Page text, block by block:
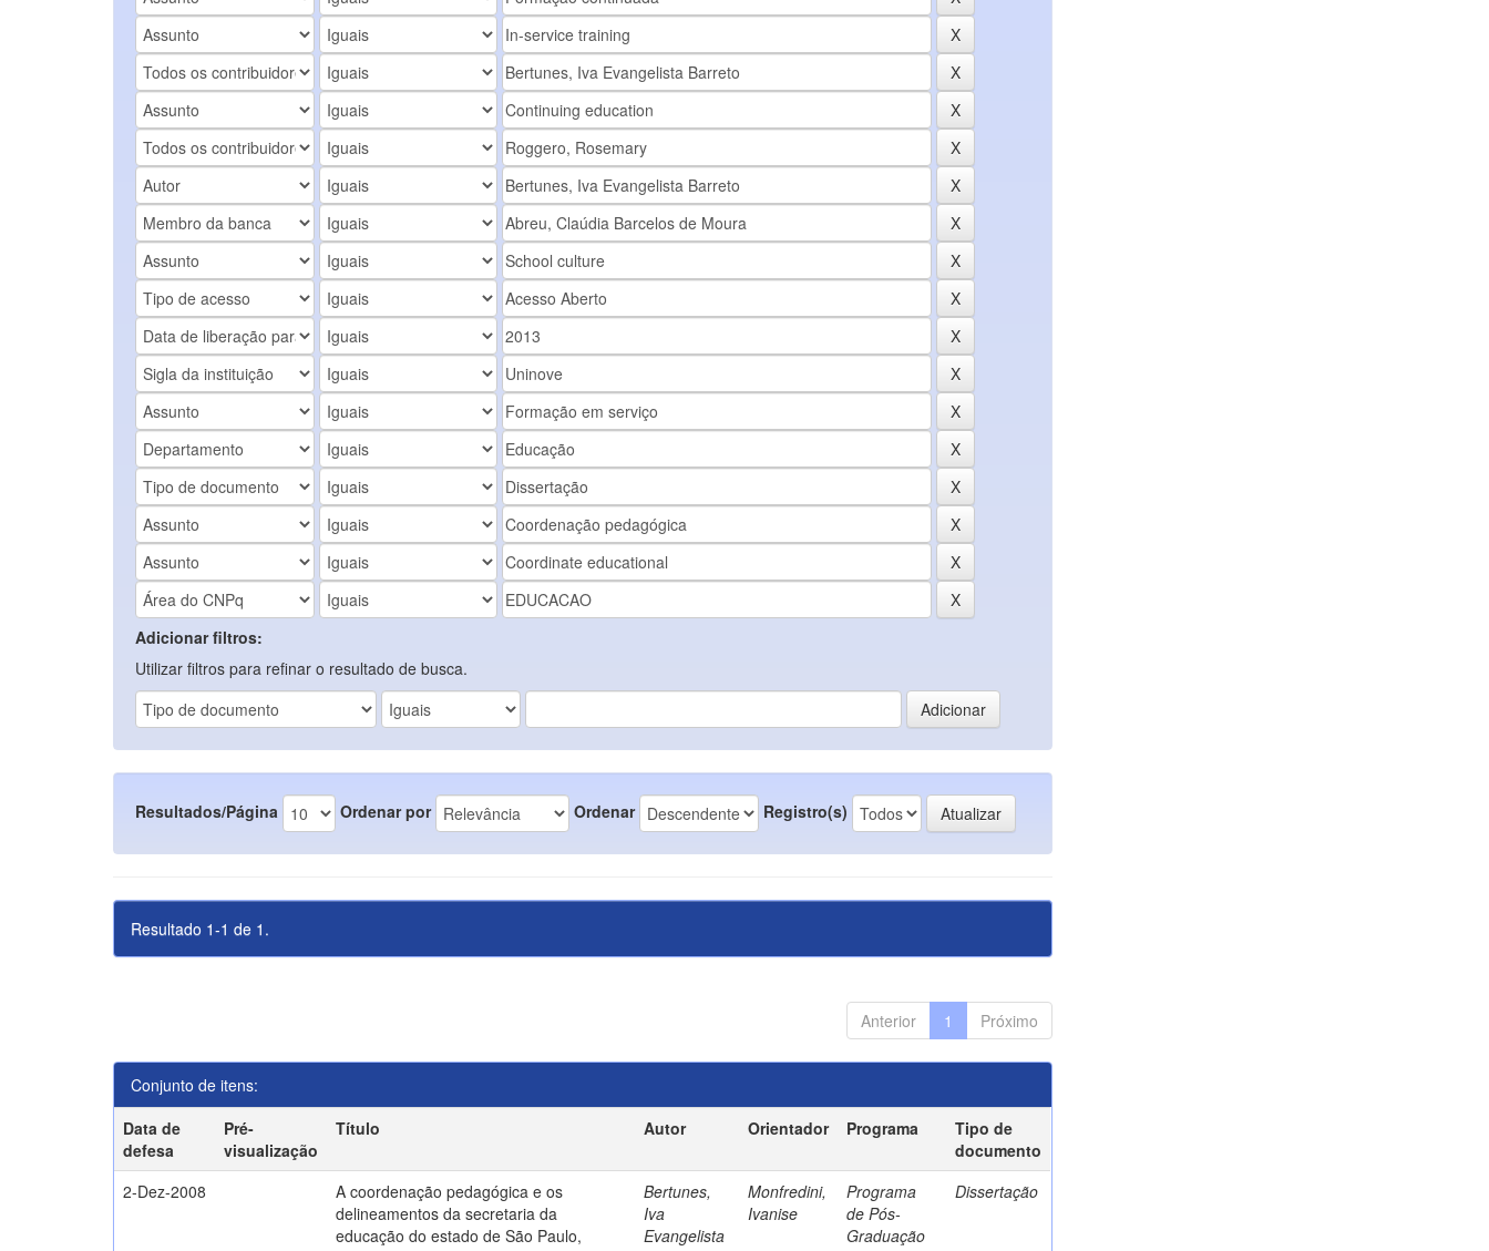
Adicionar filtros:
Utilizar filtros para refinar o resultado de busca.
Resultados/Página Ordenar por Ordenar Registro(s)
Resultado 1-1 de 1.
Anterior 1 Próximo
Conjunto de itens:
Data de
defesa
Pré-
visualização
Título Autor Orientador Programa
Tipo de
documento
2-Dez-2008
A coordenação pedagógica e os
delineamentos da secretaria da
educação do estado de São Paulo,
Bertunes,
Iva
Evangelista
Monfredini,
Ivanise
Programa
de Pós-
Graduação
Dissertação